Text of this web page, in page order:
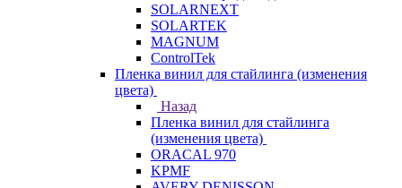
SOLARNEXT
SOLARTEK
MAGNUM
ControlTek
Пленка винил для стайлинга (изменения
цвета)
Назад
Пленка винил для стайлинга
(изменения цвета)
ORACAL 970
KPMF